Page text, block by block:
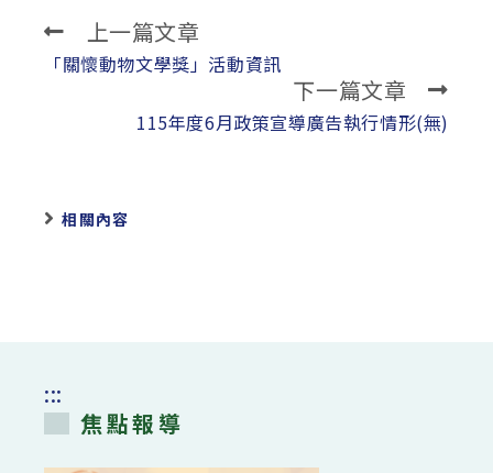
Read
more
上一篇文章
「關懷動物文學獎」活動資訊
下一篇文章
115年度6月政策宣導廣告執行情形(無)
相關內容
:::
焦點報導